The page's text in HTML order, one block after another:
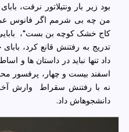
بود زیر بار ونتیلاتور نرفت، بابای
من چه بی شرمم اگر فانوس
کاج خشک کوچه بن بست"،
تدریج به رفتنش قانع کرد،
داد تنها نباید در داستان ها و
اسفند بیست و چهار، پرفسور
نه با رفتنش سقراط
وارش
دانشجوهاش داد.